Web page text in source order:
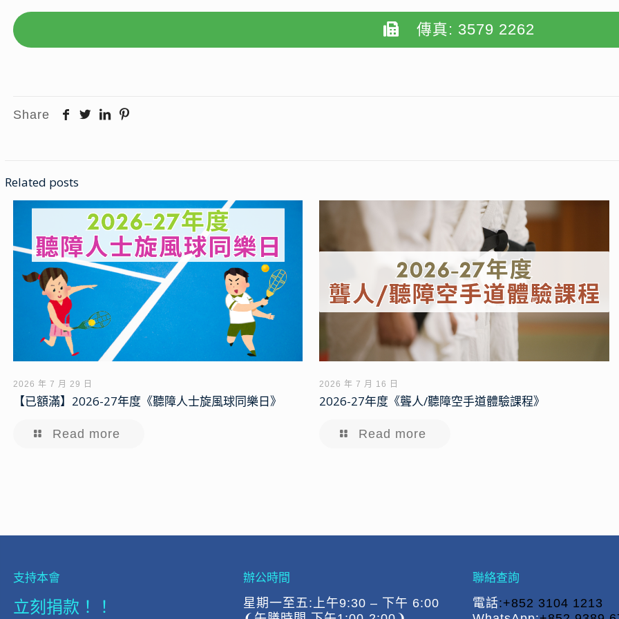
傳真: 3579 2262
Share
Related posts
2026 年 7 月 29 日
【已額滿】2026-27年度《聽障人士旋風球同樂日》
Read more
2026 年 7 月 16 日
2026-27年度《聾人/聽障空手道體驗課程》
Read more
支持本會
立刻捐款！！
辦公時間
星期一至五:上午9:30 – 下午 6:00
聯絡查詢
電話:+852 3104 1213